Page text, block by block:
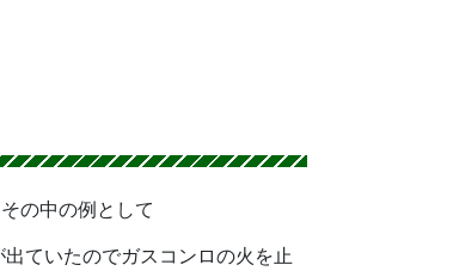
の中の例として
ていたのでガスコンロの火を止